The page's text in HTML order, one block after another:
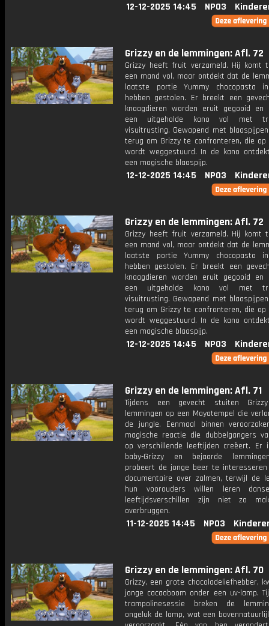
12-12-2025 14:45 NPO3
Grizzy en de lemmingen: Afl. 72
Grizzy heeft fruit verzameld. Hij komt
een mand vol, maar ontdekt dat de
laatste portie Yummy chocopasta
hebben gestolen. Er breekt een
knaagdieren worden eruit gegooid en
een uitgeholde kano vol met
visuitrusting. Gewapend met
terug om Grizzy te confronteren, die
wordt weggestuurd. In de kano
een magische blaaspijp.
12-12-2025 14:45 NPO3
Grizzy en de lemmingen: Afl. 72
Grizzy heeft fruit verzameld. Hij komt
een mand vol, maar ontdekt dat de
laatste portie Yummy chocopasta
hebben gestolen. Er breekt een
knaagdieren worden eruit gegooid en
een uitgeholde kano vol met
visuitrusting. Gewapend met
terug om Grizzy te confronteren, die
wordt weggestuurd. In de kano
een magische blaaspijp.
12-12-2025 14:45 NPO3
Grizzy en de lemmingen: Afl. 71
Tijdens een gevecht stuiten
lemmingen op een Mayatempel die
de jungle. Eenmaal binnen
magische reactie die dubbelgangers
op verschillende leeftijden creëert. Er
baby-Grizzy en bejaarde
probeert de jonge beer te
documentaire over zalmen, terwijl de
hun voorouders willen leren
leeftijdsverschillen zijn niet zo
overbruggen.
11-12-2025 14:45 NPO3
Grizzy en de lemmingen: Afl. 70
Grizzy, een grote chocoladeliefhebber,
jonge cacaoboom onder een uv-lamp.
trampolinesessie breken de
ongeluk de lamp, wat een